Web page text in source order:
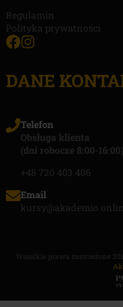
Regulamin
Polityka prywatności
DANE
Telefon
Obsługa klienta
(dni robocze 8:00-16:00)
+48 720 403 406
Email
Wszelkie prawa zastrzeżone